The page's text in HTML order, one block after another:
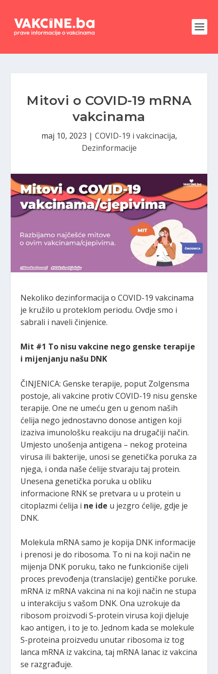
Mitovi o COVID-19 mRNA
vakcinama
maj 10, 2023 | COVID-19 i vakcinacija,
Dezinformacije
Nekoliko dezinformacija o COVID-19 vakcinama
je kružilo u proteklom periodu. Ovdje smo i
sabrali i naveli činjenice.
Mit #1 To nisu vakcine nego genske terapije
i mijenjanju našu DNK
ČINJENICA: Genske terapije, poput Zolgensma
postoje, ali vakcine protiv COVID-19 nisu genske
terapije. One ne umeću gen u genom naših
ćelija nego jednostavno donose antigen koji
izaziva imunološku reakciju na drugačiji način.
Umjesto unošenja antigena – nekog proteina
virusa ili bakterije, unosi se genetička poruka za
njega, i onda naše ćelije stvaraju taj protein.
Unesena genetička poruka u obliku
informacione RNK se pretvara u u protein u
citoplazmi ćelija i ne ide u jezgro ćelije, gdje je
DNK.
Molekula mRNA samo je kopija DNK informacije
i prenosi je do ribosoma. To ni na koji način ne
mijenja DNK poruku, tako ne funkcioniše cijeli
proces prevođenja (translacije) gentičke poruke.
mRNA iz mRNA vakcina ni na koji način ne stupa
u interakciju s vašom DNK. Ona uzrokuje da
ribosom proizvodi S-protein virusa koji djeluje
kao antigen, i to je to. Jednom kada se molekule
S-proteina proizvedu unutar ribosoma iz tog
lanca mRNA iz vakcina, taj mRNA lanac iz vakcina
se razgrađuje.